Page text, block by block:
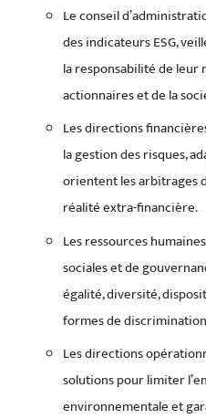
Le conseil
des indicateurs ESG,
la responsabilité de
actionnaires et de la
Les directions
la gestion des risques,
orientent les arbitrages
réalité extra-financière.
Les ressources
sociales et de
égalité, diversité,
formes de
Les directions
solutions pour limiter
environnementale et